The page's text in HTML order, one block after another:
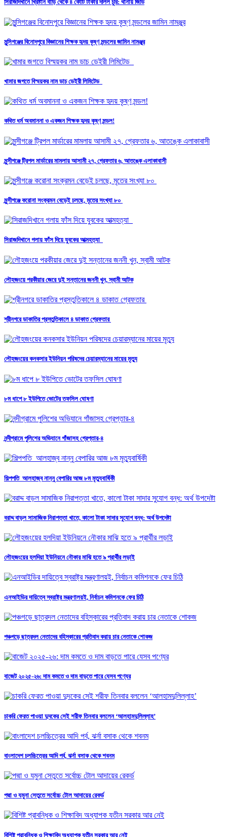
সিরাজদিখানে খ্রিষ্টান বাড়ি থেকে ৪ কোটি টাকার দলিল চুরি: থানায় জিডি
মুন্সিগঞ্জের বিনোদপুরে বিজ্ঞানের শিক্ষক হৃদয় কৃষ্ণ মন্ডলের জামিন নামঞ্জুর
খামার জগতে বিস্ময়কর নাম ডাচ ডেইরী লিমিটেড
কথিত ধর্ম অবমাননা ও একজন শিক্ষক হৃদয় কৃষ্ণ মন্ডল!
মুন্সীগঞ্জে ট্রিপল মার্ডারের মামলায় আসামী ২৭, গ্রেফতার ৬, আতঙ্কে এলাকাবাসী
মুন্সীগঞ্জে করোনা সংক্রমন বেড়েই চলছে, মৃতের সংখ্যা ৮০
সিরাজদিখানে গলায় ফাঁস দিয়ে যুবকের আত্মহত্যা
লৌহজংয়ে পরকীয়ার জেরে দুই সন্তানের জননী খুন, স্বামী আটক
শ্রীনগরে ডাকাতির প্রস্তুতিকালে ৪ ডাকাত গ্রেফতার
লৌহজংয়ের কনকসার ইউনিয়ন পরিষদের চেয়ারম্যানের মায়ের মৃত্যু
৮ম ধাপে ৮ ইউপিতে ভোটের তফসিল ঘোষণা
নন্দীগ্রামে পুলিশের অভিযানে গাঁজাসহ গ্রেপ্তার-৪
শিল্পপতি আলহাজ্ব নান্নু বেপারির আজ ৮ম মৃত্যুবার্ষিকী
বরাদ্দ বাড়ল সামাজিক নিরাপত্তা খাতে, কালো টাকা সাদার সুযোগ বন্ধ: অর্থ উপদেষ্টা
লৌহজংয়ের হলদিয়া ইউনিয়নে নৌকার মাঝি হতে ৯ প্রার্থীর লড়াই
এনআইডির দায়িত্বে স্বরাষ্ট্র মন্ত্রণালয়ই, নির্বাচন কমিশনকে ফের চিঠি
পঞ্চগড়ে ছাত্রদল নেতাদের বহিস্কারের প্রতিবাদ করায় চার নেতাকে শোকজ
বাজেট ২০২৫-২৬: দাম কমতে ও দাম বাড়তে পারে যেসব পণ্যের
চাকরি ফেরত পাওয়া দুদকের সেই শরীফ তিনবার বললেন ‘আলহামদুলিল্লাহ’
বাংলাদেশ চলচ্চিত্রের আদি পর্ব, ঝর্না বসাক থেকে শবনম
পদ্মা ও যমুনা সেতুতে সর্বোচ্চ টোল আদায়ের রেকর্ড
বিশিষ্ট প্রাবন্ধিক ও শিক্ষাবিদ অধ্যাপক যতীন সরকার আর নেই